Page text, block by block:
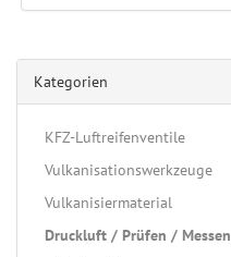
Kategorien
KFZ-Luftreifenventile
Vulkanisationswerkzeuge
Vulkanisiermaterial
Druckluft / Prüfen / Messen